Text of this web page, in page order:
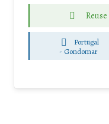
Portugal
- Gondomar